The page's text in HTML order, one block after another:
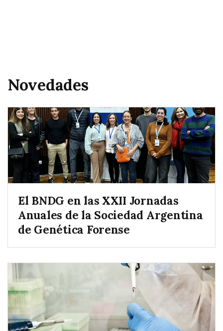
Novedades
El BNDG en las XXII Jornadas
Anuales de la Sociedad Argentina
de Genética Forense